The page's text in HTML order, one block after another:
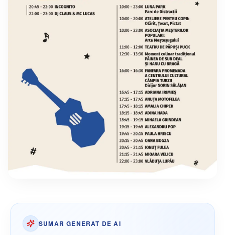
SUMAR GENERAT DE AI